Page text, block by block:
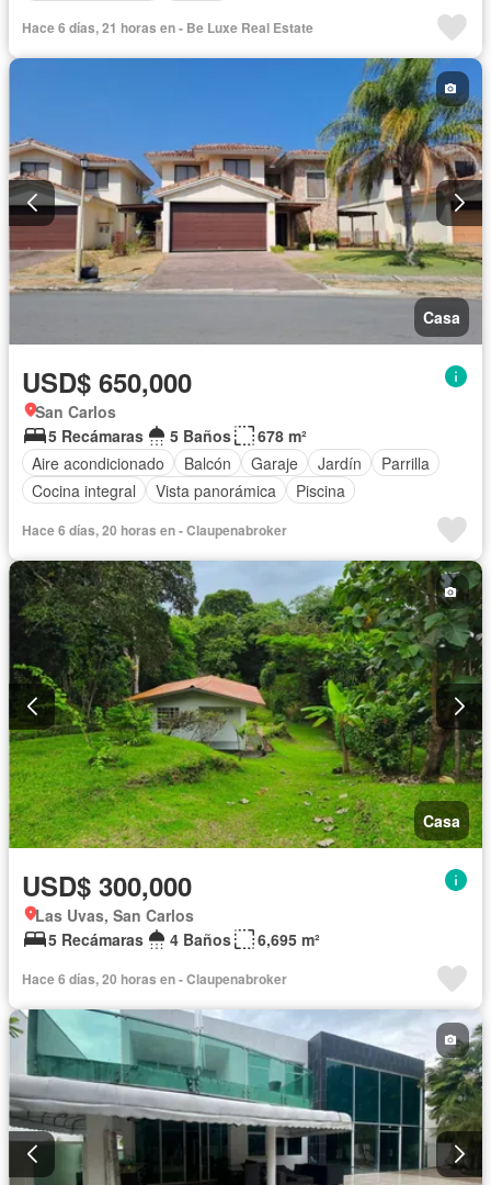
Hace 6 días, 21 horas en - Be Luxe Real Estate
Casa
USD$ 650,000
San Carlos
5 Recámaras
5 Baños
678 m²
Aire acondicionado
Balcón Garaje Jardín
Parrilla
Cocina integral
Vista panorámica Piscina
Hace 6 días, 20 horas en - Claupenabroker
Casa
USD$ 300,000
Las Uvas, San Carlos
5 Recámaras
4 Baños 6,695 m²
Hace 6 días, 20 horas en - Claupenabroker